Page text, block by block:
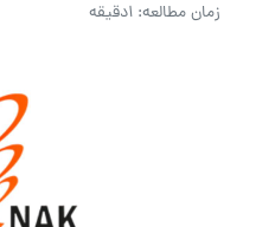
زمان مطالعه: 1دقیقه